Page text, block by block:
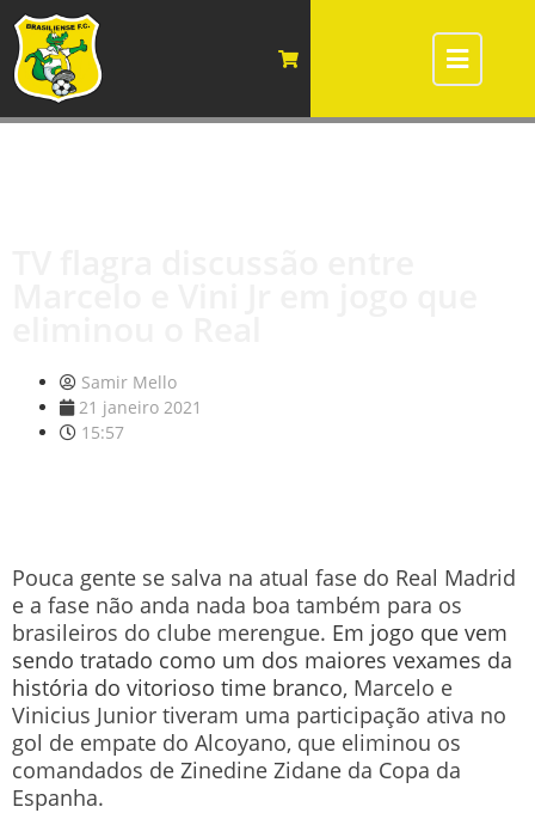
Samir Mello
21 janeiro 2021
15:57
Pouca gente se salva na atual fase do Real Madrid
e a fase não anda nada boa também para os
brasileiros do clube merengue. Em jogo que vem
sendo tratado como um dos maiores vexames da
história do vitorioso time branco, Marcelo e
Vinicius Junior tiveram uma participação ativa no
gol de empate do Alcoyano, que eliminou os
comandados de Zinedine Zidane da Copa da
Espanha.